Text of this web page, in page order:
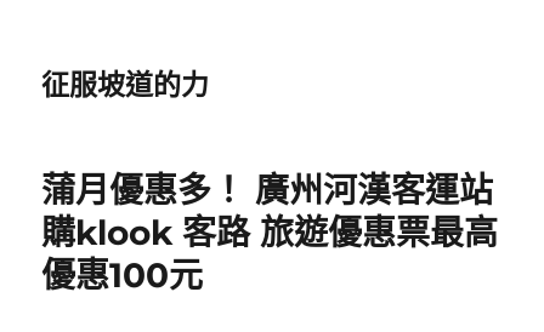
征服坡道的力
蒲月優惠多！ 廣州河漢客運站
購klook 客路 旅遊優惠票最高
優惠100元